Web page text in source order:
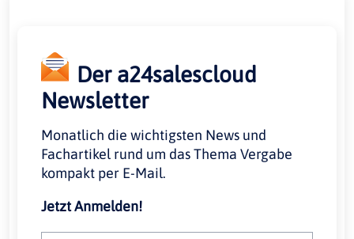
Der a24salescloud
Newsletter
Monatlich die wichtigsten News und
Fachartikel rund um das Thema Vergabe
kompakt per E-Mail.
Jetzt Anmelden!